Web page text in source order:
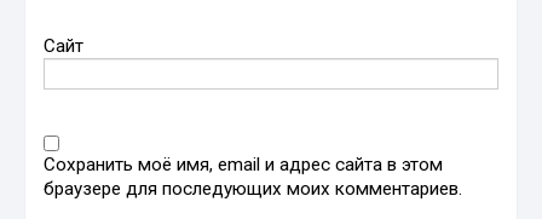
Сайт
Сохранить моё имя, email и адрес сайта в этом
браузере для последующих моих комментариев.